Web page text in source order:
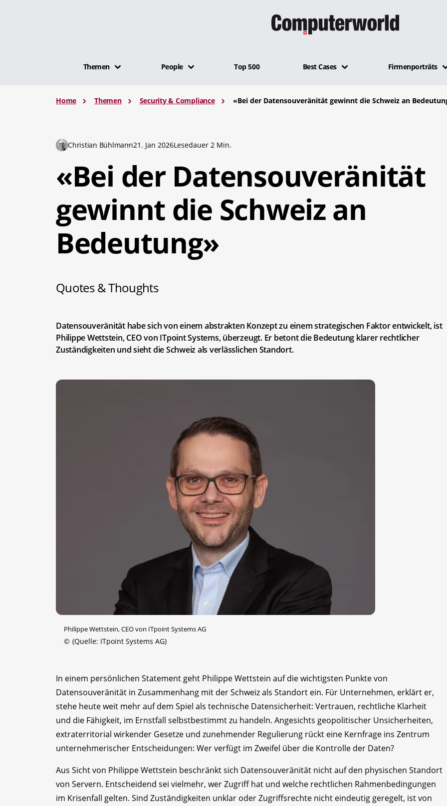
Themen People Top 500 Best Cases Firmenporträts
Home Themen Security & Compliance «Bei der Datensouveränität gewinnt die Schweiz an
Christian Bühlmann21. Jan 2026Lesedauer 2 Min.
«Bei der Datensouveränität
gewinnt die Schweiz an
Bedeutung»
Quotes & Thoughts
Datensouveränität habe sich von einem abstrakten Konzept zu einem strategischen Faktor entwickelt, ist
Philippe Wettstein, CEO von ITpoint Systems, überzeugt. Er betont die Bedeutung klarer rechtlicher
Zuständigkeiten und sieht die Schweiz als verlässlichen Standort.
Philippe Wettstein, CEO von ITpoint Systems AG
© (Quelle: ITpoint Systems AG)
In einem persönlichen Statement geht Philippe Wettstein auf die wichtigsten Punkte von
Datensouveränität in Zusammenhang mit der Schweiz als Standort ein. Für Unternehmen, erklärt er,
stehe heute weit mehr auf dem Spiel als technische Datensicherheit: Vertrauen, rechtliche Klarheit
und die Fähigkeit, im Ernstfall selbstbestimmt zu handeln. Angesichts geopolitischer Unsicherheiten,
extraterritorial wirkender Gesetze und zunehmender Regulierung rückt eine Kernfrage ins Zentrum
unternehmerischer Entscheidungen: Wer verfügt im Zweifel über die Kontrolle der Daten?
Aus Sicht von Philippe Wettstein beschränkt sich Datensouveränität nicht auf den physischen Standort
von Servern. Entscheidend sei vielmehr, wer Zugriff hat und welche rechtlichen Rahmenbedingungen
im Krisenfall gelten. Sind Zuständigkeiten unklar oder Zugriffsrechte nicht eindeutig geregelt, ist von